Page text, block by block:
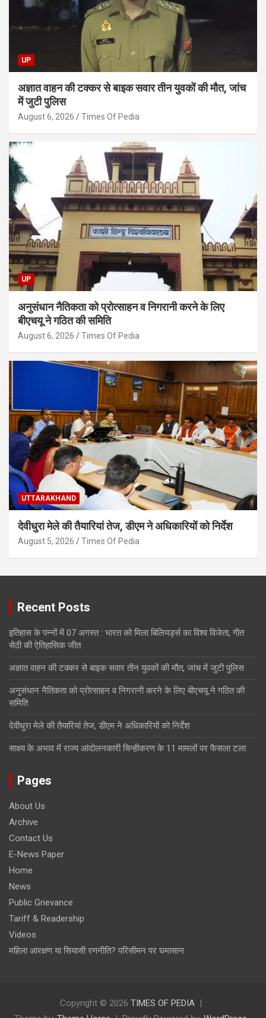
UP
अज्ञात वाहन की टक्कर से बाइक सवार तीन युवकों की मौत, जांच
में जुटी पुलिस
August 6, 2026 Times Of Pedia
UP
अनुसंधान नैतिकता को प्रोत्साहन व निगरानी करने के लिए
बीएचयू ने गठित की समिति
August 6, 2026 Times Of Pedia
UTTARAKHAND
देवीधुरा मेले की तैयारियां तेज, डीएम ने अधिकारियों को निर्देश
August 5, 2026 Times Of Pedia
Recent Posts
इतिहास के पन्नों में 07 अगस्त : भारत को मिला बिलियर्ड्स का विश्व विजेता, गीत
सेठी की ऐतिहासिक जीत
अज्ञात वाहन की टक्कर से बाइक सवार तीन युवकों की मौत, जांच में जुटी पुलिस
अनुसंधान नैतिकता को प्रोत्साहन व निगरानी करने के लिए बीएचयू ने गठित की
समिति
देवीधुरा मेले की तैयारियां तेज, डीएम ने अधिकारियों को निर्देश
साक्ष्य के अभाव में राज्य आंदोलनकारी चिन्हीकरण के 11 मामलों पर फैसला टला
Pages
About Us
Archive
Contact Us
E-News Paper
Home
News
Public Grievance
Tariff & Readership
Videos
महिला आरक्षण या सियासी रणनीति? परिसीमन पर घमासान
Copyright © 2026 TIMES OF PEDIA